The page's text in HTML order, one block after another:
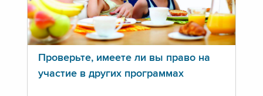
Проверьте, имеете ли вы право на
участие в других программах